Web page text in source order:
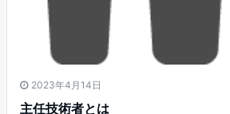
2023年4月14日
主任技術者とは